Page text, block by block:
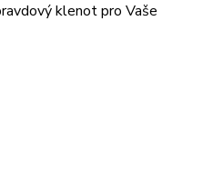
klenot pro Vaše